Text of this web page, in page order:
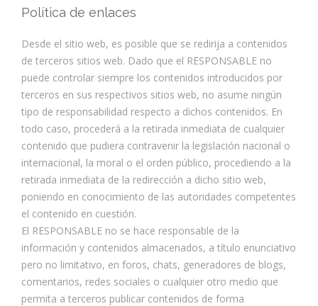
Política de enlaces
Desde el sitio web, es posible que se redirija a contenidos
de terceros sitios web. Dado que el RESPONSABLE no
puede controlar siempre los contenidos introducidos por
terceros en sus respectivos sitios web, no asume ningún
tipo de responsabilidad respecto a dichos contenidos. En
todo caso, procederá a la retirada inmediata de cualquier
contenido que pudiera contravenir la legislación nacional o
internacional, la moral o el orden público, procediendo a la
retirada inmediata de la redirección a dicho sitio web,
poniendo en conocimiento de las autoridades competentes
el contenido en cuestión.
El RESPONSABLE no se hace responsable de la
información y contenidos almacenados, a título enunciativo
pero no limitativo, en foros, chats, generadores de blogs,
comentarios, redes sociales o cualquier otro medio que
permita a terceros publicar contenidos de forma